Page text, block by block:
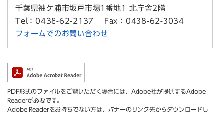
千葉県袖ケ浦市坂戸市場1番地1 北庁舎2階
Tel：0438-62-2137
Fax：0438-62-3034
フォームでのお問い合わせ
PDF形式のファイルをご覧いただく場合には、Adobe社が提供するAdobe
Readerが必要です。
Adobe Readerをお持ちでない方は、バナーのリンク先からダウンロードし